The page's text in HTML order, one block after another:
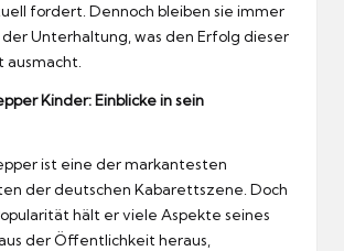
fordert. Dennoch bleiben sie immer
Unterhaltung, was den Erfolg dieser
Kinder: Einblicke in sein
ist eine der markantesten
der deutschen Kabarettszene. Doch
hält er viele Aspekte seines
der Öffentlichkeit heraus,